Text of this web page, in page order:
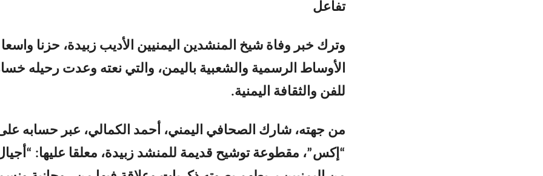
تفاعل
وترك خبر وفاة شيخ المنشدين اليمنيين الأديب زبيدة، حزنا
الأوساط الرسمية والشعبية باليمن، والتي نعته وعدت رحيله
للفن والثقافة اليمنية.
من جهته، شارك الصحافي اليمني، أحمد الكمالي، عبر حسابه
“إكس”، مقطوعة توشيح قديمة للمنشد زبيدة، معلقا عليها: